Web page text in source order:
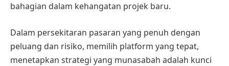
bahagian dalam kehangatan projek baru.
Dalam persekitaran pasaran yang penuh dengan
peluang dan risiko, memilih platform yang tepat,
menetapkan strategi yang munasabah adalah kunci